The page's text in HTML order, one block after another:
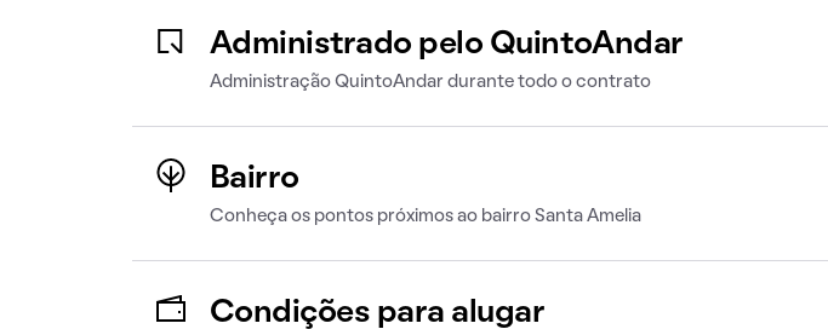
Administrado pelo QuintoAndar
Administração QuintoAndar durante todo o contrato
Bairro
Conheça os pontos próximos ao bairro Santa Amelia
Condições para alugar